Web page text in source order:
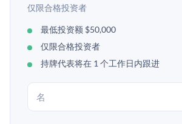
仅限合格投资者
最低投资额 $50,000
仅限合格投资者
持牌代表将在 1 个工作日内跟进